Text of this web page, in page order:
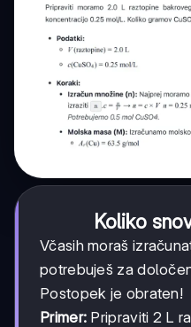
Koliko
Včasih moraš
potrebuješ za
Postopek je obraten!
Primer: Pripraviti 2 L